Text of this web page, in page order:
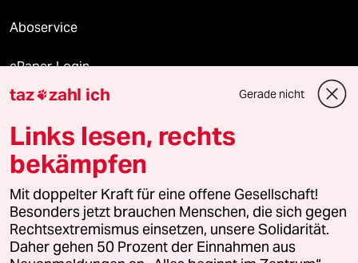
Aboservice
ePaper Login
Downloads für Abonnierende
© 2026 taz Verlags und Vertriebs GmbH
Alle Rechte vorbehalten. Bei rechtlichen Fragen oder für Genehmigungen
wenden Sie sich bitte an
lizenzen@taz.de
Feedback Redaktionsstatut Kommune-Richtlinien
taz zahl ich Gerade nicht
Links lesen, rechts
bekämpfen
Mit doppelter Kraft für eine offene Gesellschaft!
Besonders jetzt brauchen Menschen, die sich gegen
Rechtsextremismus einsetzen, unsere Solidarität.
Daher gehen 50 Prozent der Einnahmen aus